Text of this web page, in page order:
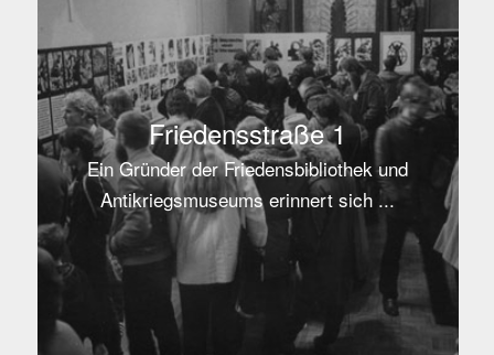
Friedensstraße 1
Ein Gründer der Friedensbibliothek und
Antikriegsmuseums erinnert sich ...